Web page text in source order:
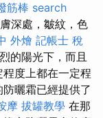
筋棒 search
深處，皺紋，色
外燴 記帳士 稅
的陽光下，而且
度上都在一定程
防曬霜已經提供了
摩 拔罐教學 在那